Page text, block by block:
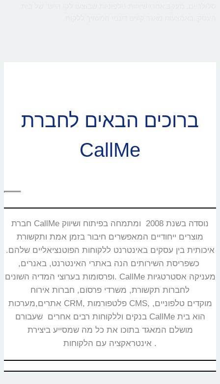
ברוכים הבאים לחברת
CallMe
חברת CallMe נוסדה בשנת 2008 ומתמחה בפיתוח ושיווק
מוצרים ייחודיים המאפשרים חיבור בזמן אמת ותקשורת
איכותית בין עסקים באינטרנט ללקוחות הפוטנציאליים שלהם.
כשפריסת השירותים הנה באתרי האינטרנט, באנרים,
ופרסומות בערוצי המדיה השונים. CallMe מעניקה אסטרטגיות
לחברות תקשורת, משרדי פרסום, חברות אירוח
אתרים,מערכות CRM, פלטפורמות CMS, מוקדים טלפוניים,
בנקים וללקוחות רבים אחרים שעבורם CallMe הוא בית
מושלם המאגד בתוכו את כל מה שמסייע ביצירת
אינטראקציה עם הלקוחות.